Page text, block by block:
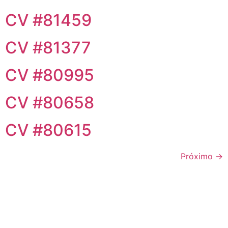
CV #81459
CV #81377
CV #80995
CV #80658
CV #80615
Próximo →